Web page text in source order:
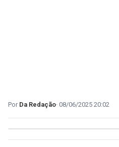
Da Redação 08/06/2025 20:02